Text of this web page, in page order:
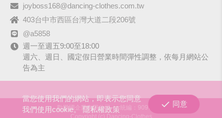
joyboss168@dancing-clothes.com.tw
403台中市西區台灣大道二段206號
@a5858
週一至週五9:00至18:00
週六、週日、國定假日營業時間彈性調整，依每月網站公
告為主
歡樂國企業有限公司
統編：90979680
Copyright (c) Dancing-Clothes
當您使用我們的網站，即表示您同意
我們使用cookie。隱私權政策
同意